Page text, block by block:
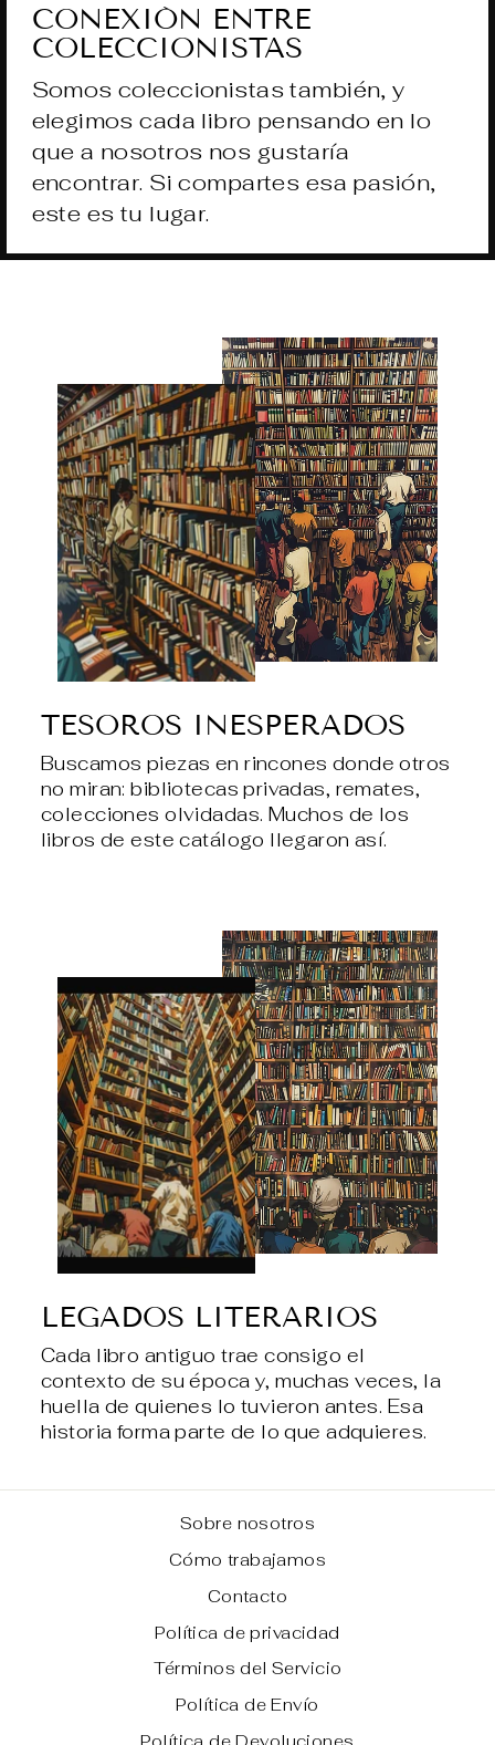
CONEXIÓN ENTRE
COLECCIONISTAS
Somos coleccionistas también, y
elegimos cada libro pensando en lo
que a nosotros nos gustaría
encontrar. Si compartes esa pasión,
este es tu lugar.
TESOROS INESPERADOS
Buscamos piezas en rincones donde otros
no miran: bibliotecas privadas, remates,
colecciones olvidadas. Muchos de los
libros de este catálogo llegaron así.
LEGADOS LITERARIOS
Cada libro antiguo trae consigo el
contexto de su época y, muchas veces, la
huella de quienes lo tuvieron antes. Esa
historia forma parte de lo que adquieres.
Sobre nosotros
Cómo trabajamos
Contacto
Política de privacidad
Términos del Servicio
Política de Envío